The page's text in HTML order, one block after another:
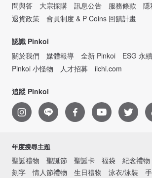
問與答
大宗採購 訊息公告 服務條款
隱
退貨政策
會員制度 & P Coins 回饋計畫
認識 Pinkoi
關於我們
媒體報導 全新 Pinkoi
ESG 永
Pinkoi 小怪物
人才招募 iichi.com
追蹤 Pinkoi
年度搜尋主題
聖誕禮物 聖誕節 聖誕卡 福袋 紀念禮物
刻字
情人節禮物 生日禮物 泳衣/泳裝